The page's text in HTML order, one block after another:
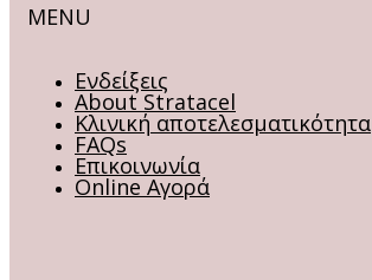
MENU
Ενδείξεις
About Stratacel
Κλινική αποτελεσματικότητα
FAQs
Επικοινωνία
Online Αγορά